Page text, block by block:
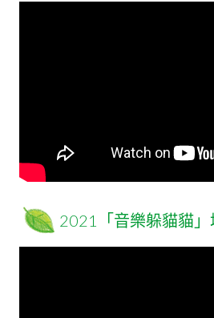
2021「音樂躲貓貓